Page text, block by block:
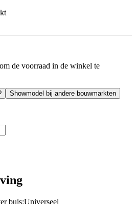
de voorraad in de winkel te
Showmodel bij andere bouwmarkten
buis:Universeel